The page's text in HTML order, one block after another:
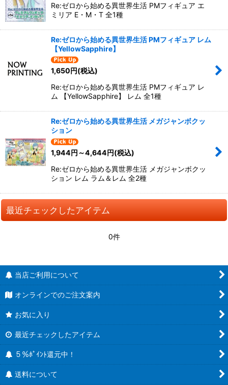
Re:ゼロから始める異世界生活 PMフィギュア エ
ミリア E・M・T 全1種
Re:ゼロから始める異世界生活 PMフィギュア レム
【YellowSapphire】
1,650円(税込)
Re:ゼロから始める異世界生活 PMフィギュア レ
ム 【YellowSapphire】 レム 全1種
Re:ゼロから始める異世界生活 メガジャンボクッ
ション
1,944円 ～4,644円(税込)
Re:ゼロから始める異世界生活 メガジャンボクッ
ション レム ラム＆レム 全2種
最近チェックしたアイテム
0件
当店ご利用について
オンラインでのご注文案内
お気に入り
最近チェックしたアイテム
５％ﾎﾟｲﾝﾄ還元中！
送料について